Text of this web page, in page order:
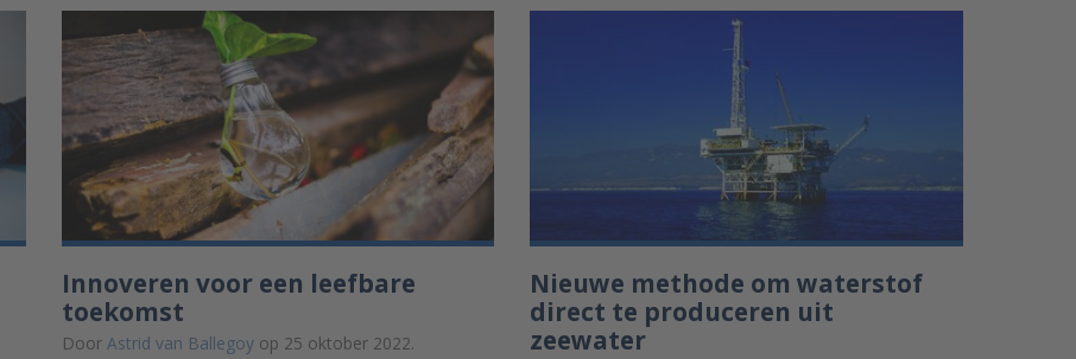
Innoveren voor een leefbare
toekomst
Door Astrid van Ballegoyop 25 oktober 2022.
Nieuwe methode om waterstof
direct te produceren uit
zeewater